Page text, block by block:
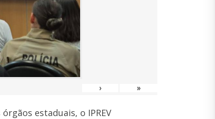
› »
estaduais, o IPREV